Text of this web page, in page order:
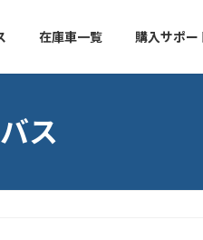
在庫車一覧 購入サポー
ス